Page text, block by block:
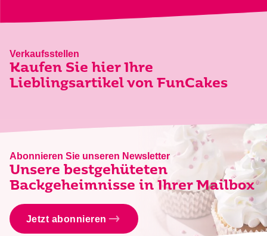
Verkaufsstellen
Kaufen Sie hier Ihre
Lieblingsartikel von FunCakes
Abonnieren Sie unseren Newsletter
Unsere bestgehüteten
Backgeheimnisse in Ihrer Mailbox
Jetzt abonnieren